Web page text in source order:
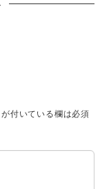
が付いている欄は必須